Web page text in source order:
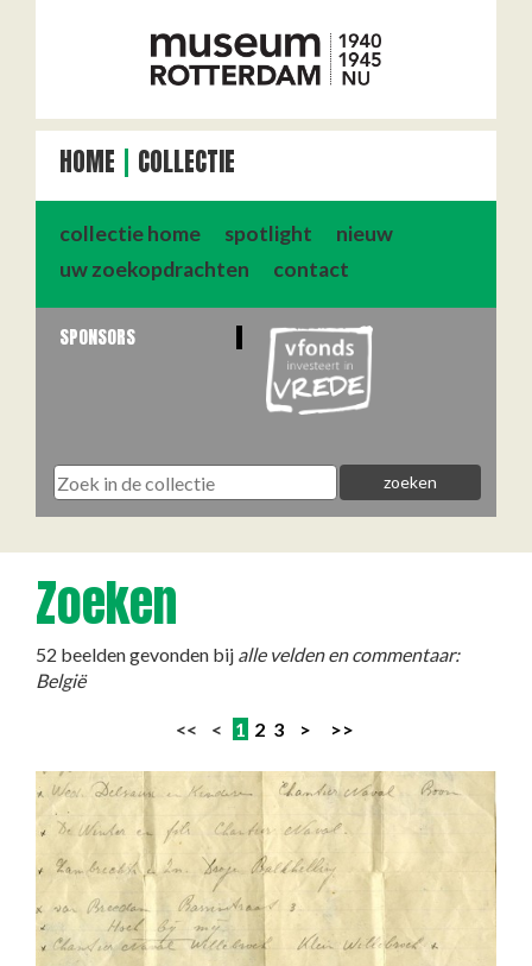
HOME COLLECTIE
collectie home spotlight
nieuw
uw zoekopdrachten
contact
SPONSORS
Zoeken
52 beelden gevonden bij alle velden en commentaar:
België
<< < 1 2 3 > >>